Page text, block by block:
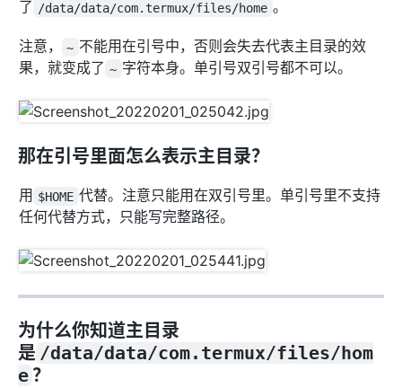
了 /data/data/com.termux/files/home 。
注意， ~ 不能用在引号中，否则会失去代表主目录的效
果，就变成了 ~ 字符本身。单引号双引号都不可以。
那在引号里面怎么表示主目录？
用 $HOME 代替。注意只能用在双引号里。单引号里不支持
任何代替方式，只能写完整路径。
为什么你知道主目录
是 /data/data/com.termux/files/hom
e？